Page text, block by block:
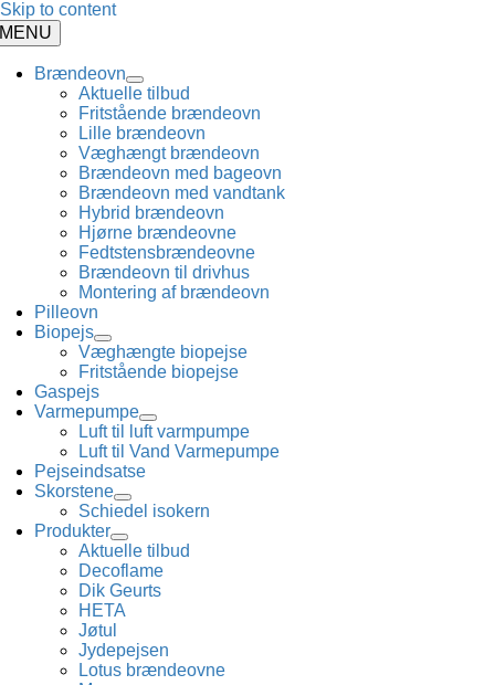
Skip to content
MENU
Brændeovn
Aktuelle tilbud
Fritstående brændeovn
Lille brændeovn
Væghængt brændeovn
Brændeovn med bageovn
Brændeovn med vandtank
Hybrid brændeovn
Hjørne brændeovne
Fedtstensbrændeovne
Brændeovn til drivhus
Montering af brændeovn
Pilleovn
Biopejs
Væghængte biopejse
Fritstående biopejse
Gaspejs
Varmepumpe
Luft til luft varmpumpe
Luft til Vand Varmepumpe
Pejseindsatse
Skorstene
Schiedel isokern
Produkter
Aktuelle tilbud
Decoflame
Dik Geurts
HETA
Jøtul
Jydepejsen
Lotus brændeovne